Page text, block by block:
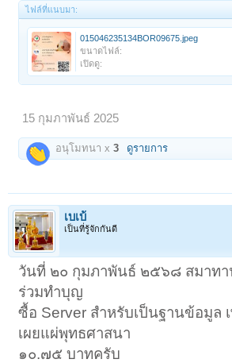
ไฟล์ที่แนบมา:
015046235134BOR09675.jpeg
ขนาดไฟล์:
เปิดดู:
15 กุมภาพันธ์ 2025
อนุโมทนา x3 ดูรายการ
เบเบ้
เป็นที่รู้จักกันดี
วันที่ ๒๐ กุมภาพันธ์ ๒๕๖๘ สมาท
ร่วมทำบุญ
ซื้อ Server สำหรับเป็นฐานข้อมูล
เผยแผ่พุทธศาสนา
๑๐.๗๕ บาทครับ